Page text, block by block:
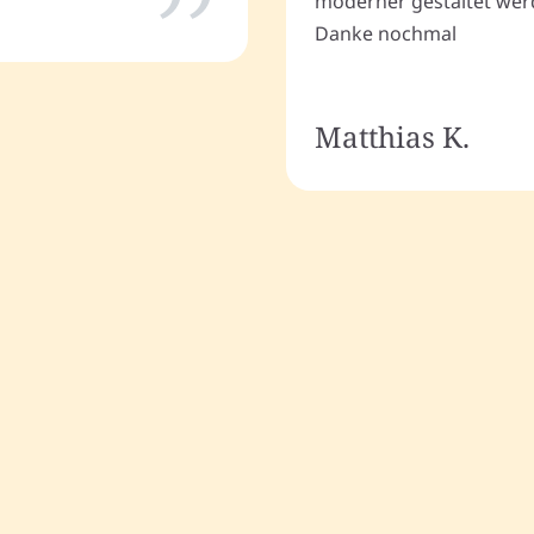
Danke nochmal
Matthias K.